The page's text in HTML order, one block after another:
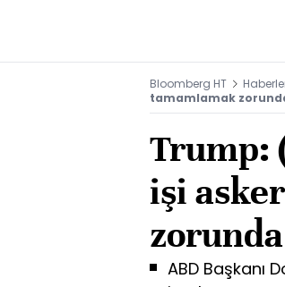
Bloomberg HT
tamamlamak
Trump:
işi
ABD Başkanı